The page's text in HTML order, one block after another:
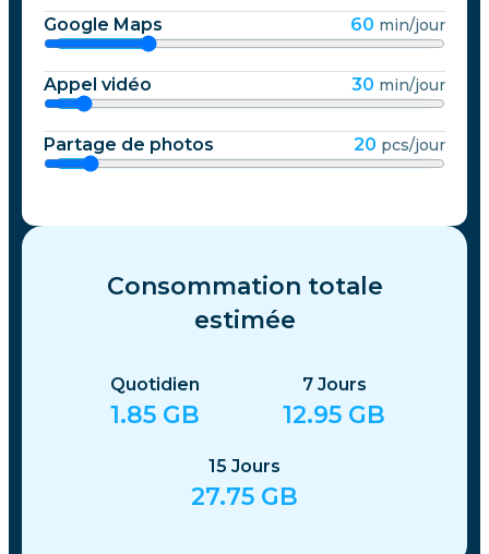
Google Maps 60 min/jour
Appel vidéo 30 min/jour
Partage de photos 20 pcs/jour
Consommation totale
estimée
Quotidien
1.85 GB
7 Jours
12.95 GB
15 Jours
27.75 GB